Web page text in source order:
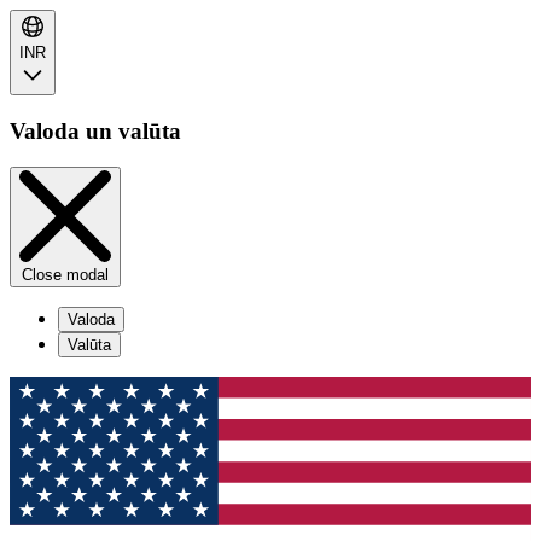
INR
Valoda un valūta
Close modal
Valoda
Valūta